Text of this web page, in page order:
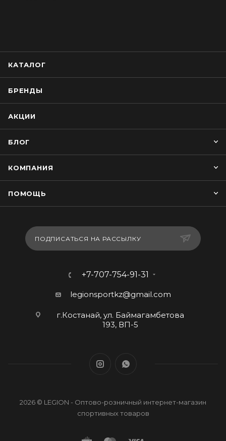
КАТАЛОГ
БРЕНДЫ
АКЦИИ
БЛОГ
КОМПАНИЯ
ПОМОЩЬ
ПОДПИСАТЬСЯ НА РАССЫЛКУ
+7-707-754-91-31
legionsportkz@gmail.com
г.Костанай, ул. Баймагамбетова
193, ВП-5
2026 © LEGION - Оптово-розничный интернет-магазин
спортивных товаров